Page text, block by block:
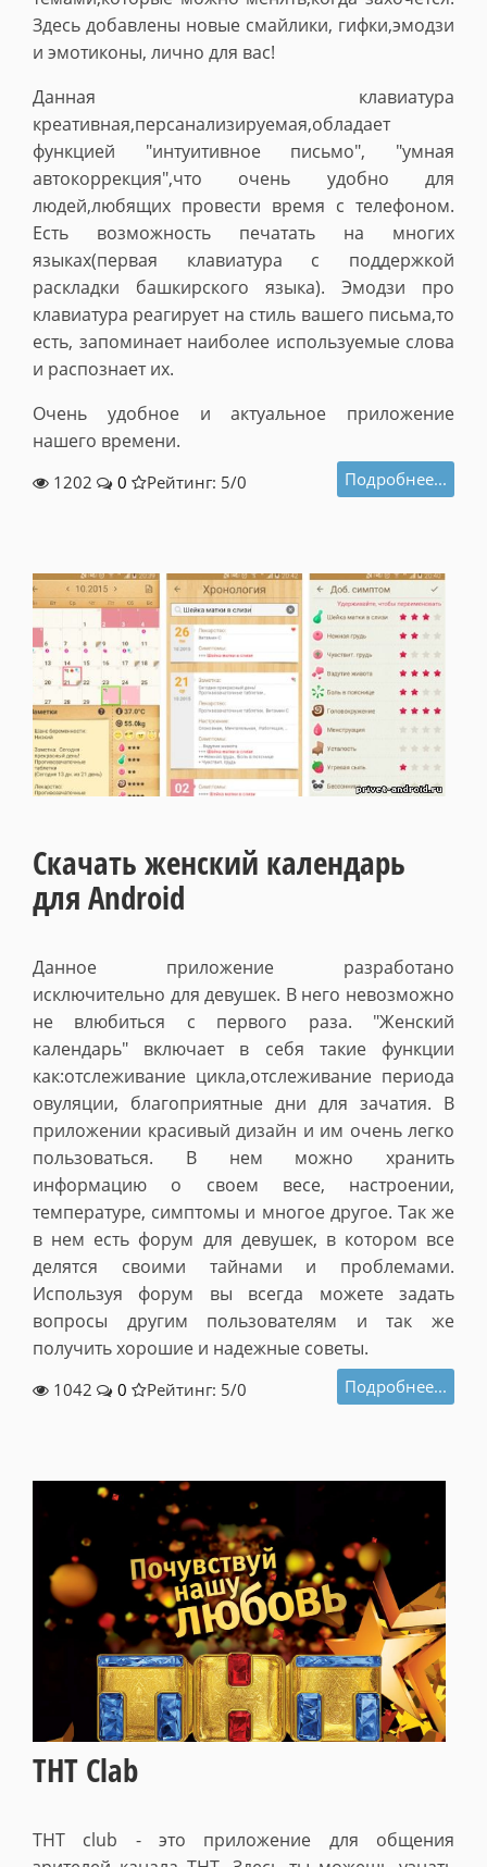
Здесь добавлены новые смайлики, гифки,эмодзи
и эмотиконы, лично для вас!
Данная клавиатура
креативная,персанализируемая,обладает
функцией "интуитивное письмо", "умная
автокоррекция",что очень удобно для
людей,любящих провести время с телефоном.
Есть возможность печатать на многих
языках(первая клавиатура с поддержкой
раскладки башкирского языка). Эмодзи про
клавиатура реагирует на стиль вашего письма,то
есть, запоминает наиболее используемые слова
и распознает их.
Очень удобное и актуальное приложение
нашего времени.
1202 0 Рейтинг: 5/0 Подробнее...
Скачать женский календарь
для Android
Данное приложение разработано
исключительно для девушек. В него невозможно
не влюбиться с первого раза. "Женский
календарь" включает в себя такие функции
как:отслеживание цикла,отслеживание периода
овуляции, благоприятные дни для зачатия. В
приложении красивый дизайн и им очень легко
пользоваться. В нем можно хранить
информацию о своем весе, настроении,
температуре, симптомы и многое другое. Так же
в нем есть форум для девушек, в котором все
делятся своими тайнами и проблемами.
Используя форум вы всегда можете задать
вопросы другим пользователям и так же
получить хорошие и надежные советы.
1042 0 Рейтинг: 5/0 Подробнее...
THT Clab
THT club - это приложение для общения